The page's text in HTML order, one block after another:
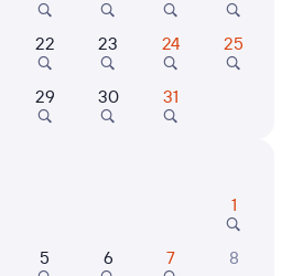
на схемах вагонов
на вопросы о поездке или
до посадки в поезд
на сайте
22 23 24 25
29 30 31
1
5 6 7 8